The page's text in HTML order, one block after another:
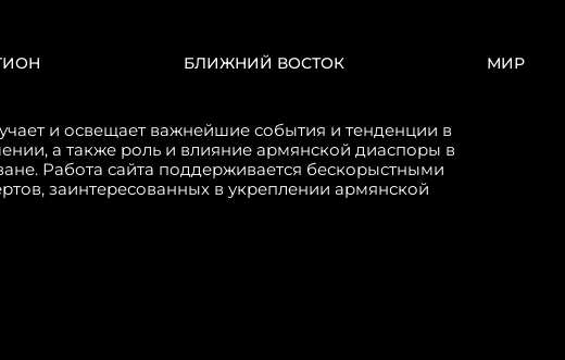
БЛИЖНИЙ ВОСТОК МИР
и освещает важнейшие события и тенденции в
а также роль и влияние армянской диаспоры в
Работа сайта поддерживается бескорыстными
заинтересованных в укреплении армянской